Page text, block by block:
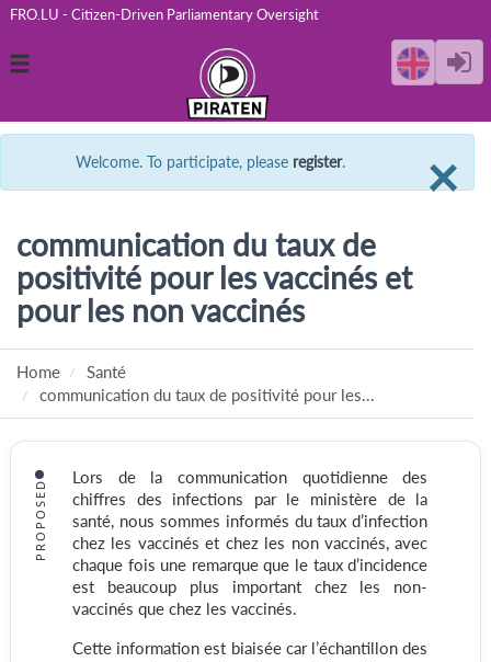
FRO.LU - Citizen-Driven Parliamentary Oversight
Toggle
×
Welcome. To participate, please register.
communication du taux de
positivité pour les vaccinés et
pour les non vaccinés
Home
Santé
communication du taux de positivité pour les...
PROPOSED
Lors de la communication quotidienne des
chiffres des infections par le ministère de la
santé, nous sommes informés du taux d’infection
chez les vaccinés et chez les non vaccinés, avec
chaque fois une remarque que le taux d’incidence
est beaucoup plus important chez les non-
vaccinés que chez les vaccinés.
Cette information est biaisée car l’échantillon des